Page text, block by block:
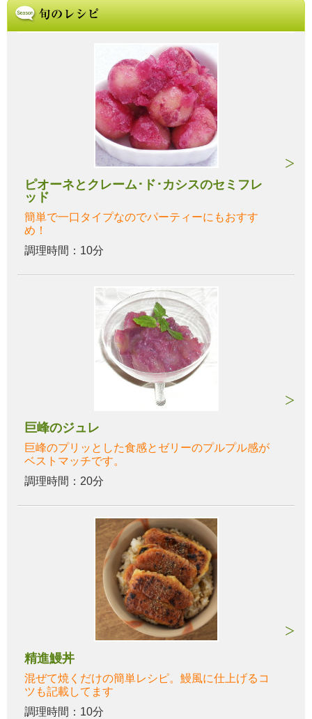
ピオーネとクレーム･ド･カシスのセミフレ
ッド
簡単で一口タイプなのでパーティーにもおすす
め！
調理時間：10分
巨峰のジュレ
巨峰のプリッとした食感とゼリーのプルプル感が
ベストマッチです。
調理時間：20分
精進鰻丼
混ぜて焼くだけの簡単レシピ。鰻風に仕上げるコ
ツも記載してます
調理時間：10分